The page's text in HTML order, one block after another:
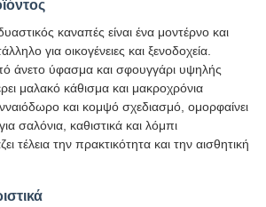
καναπές είναι ένα μοντέρνο και
για οικογένειες και ξενοδοχεία.
άνετο ύφασμα και σφουγγάρι υψηλής
μαλακό κάθισμα και μακροχρόνια
και κομψό σχεδιασμό, ομορφαίνει
σαλόνια, καθιστικά και λόμπι
τέλεια την πρακτικότητα και την αισθητική